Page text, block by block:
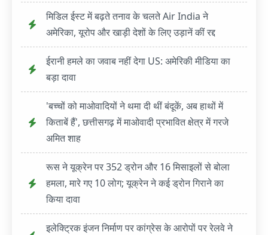
मिडिल ईस्ट में बढ़ते तनाव के चलते Air India ने
अमेरिका, यूरोप और खाड़ी देशों के लिए उड़ानें कीं रद्द
ईरानी हमले का जवाब नहीं देगा US: अमेरिकी मीडिया का
बड़ा दावा
'बच्चों को माओवादियों ने थमा दी थीं बंदूकें, अब हाथों में
किताबें हैं', छत्तीसगढ़ में माओवादी प्रभावित क्षेत्र में गरजे
अमित शाह
रूस ने यूक्रेन पर 352 ड्रोन और 16 मिसाइलों से बोला
हमला, मारे गए 10 लोग; यूक्रेन ने कई ड्रोन गिराने का
किया दावा
इलेक्ट्रिक इंजन निर्माण पर कांग्रेस के आरोपों पर रेलवे ने